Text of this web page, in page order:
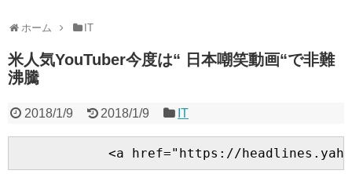
ホーム IT
米人気YouTuber今度は“ 日本嘲笑動画“で非難
沸騰
2018/1/9 2018/1/9 IT